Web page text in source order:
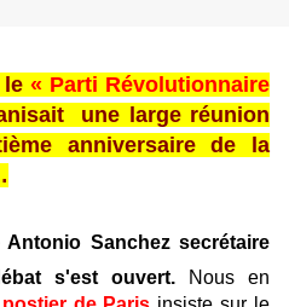
le « Parti Révolutionnaire
une large réunion
anniversaire de la
Sanchez secrétaire
s'est ouvert.Nous en